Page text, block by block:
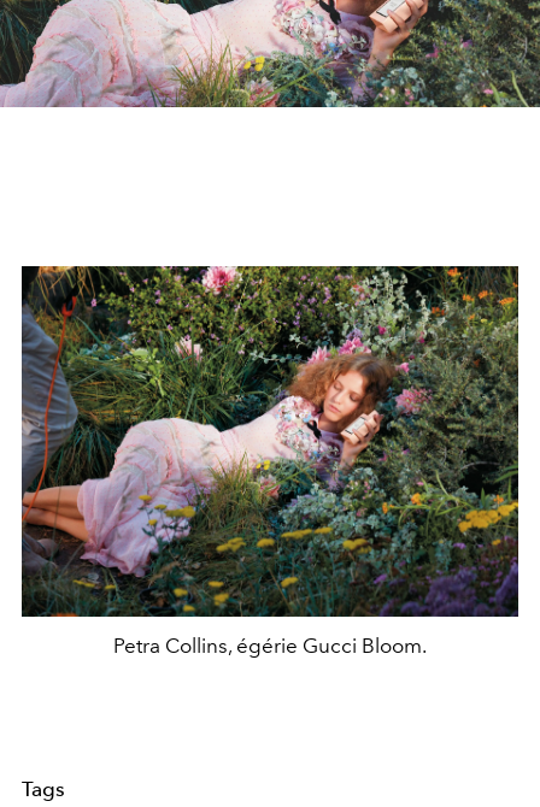
Petra Collins, égérie Gucci Bloom.
Tags